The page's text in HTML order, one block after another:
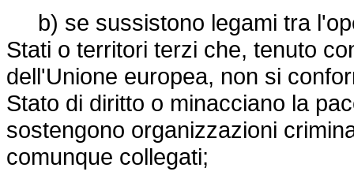
b) se sussistono legami tra
Stati o territori terzi che, tenuto
dell'Unione europea, non si
Stato di diritto o minacciano la
sostengono organizzazioni
comunque collegati;